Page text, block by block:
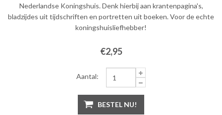
Nederlandse Koningshuis. Denk hierbij aan krantenpagina's,
bladzijdes uit tijdschriften en portretten uit boeken. Voor de echte
koningshuisliefhebber!
€2,95
Aantal:
BESTEL NU!